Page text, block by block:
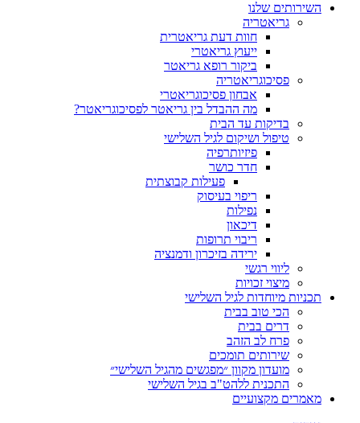
שלנו
גריאטריה
חוות דעת גריאטרית
ייעוץ גריאטרי
ביקור רופא גריאטר
פסיכוגריאטריה
אבחון פסיכוגריאטרי
מה ההבדל בין גריאטר לפסיכוגריאטר?
בדיקות עד הבית
טיפול ושיקום לגיל השלישי
פיזיותרפיה
חדר כושר
פעילות קבוצתית
ריפוי בעיסוק
ריבוי תרופות
ירידה בזיכרון ודמנציה
מיצוי זכויות
מיוחדות לגיל השלישי
הכי טוב בבית
דרים בבית
פרח לב הזהב
שירותים תומכים
מועדון מקוון ״מפגשים מהגיל השלישי״
התכנית ללהט"ב בגיל השלישי
מקצועיים